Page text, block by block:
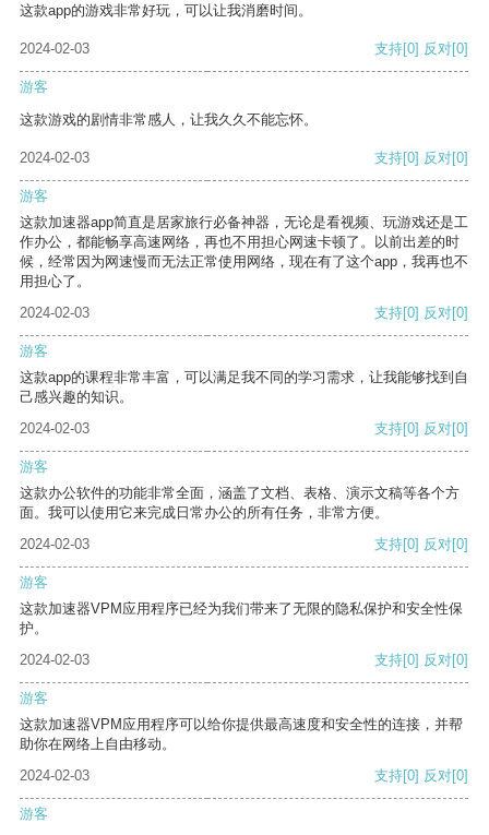
这款app的游戏非常好玩，可以让我消磨时间。
2024-02-03 支持[0] 反对[0]
游客
这款游戏的剧情非常感人，让我久久不能忘怀。
2024-02-03 支持[0] 反对[0]
游客
这款加速器app简直是居家旅行必备神器，无论是看视频、玩游戏还是工
作办公，都能畅享高速网络，再也不用担心网速卡顿了。以前出差的时
候，经常因为网速慢而无法正常使用网络，现在有了这个app，我再也不
用担心了。
2024-02-03
支持[0] 反对[0]
游客
这款app的课程非常丰富，可以满足我不同的学习需求，让我能够找到自
己感兴趣的知识。
2024-02-03
支持[0] 反对[0]
游客
这款办公软件的功能非常全面，涵盖了文档、表格、演示文稿等各个方
面。我可以使用它来完成日常办公的所有任务，非常方便。
2024-02-03
支持[0] 反对[0]
游客
这款加速器VPM应用程序已经为我们带来了无限的隐私保护和安全性保
护。
2024-02-03
支持[0] 反对[0]
游客
这款加速器VPM应用程序可以给你提供最高速度和安全性的连接，并帮
助你在网络上自由移动。
2024-02-03
支持[0] 反对[0]
游客